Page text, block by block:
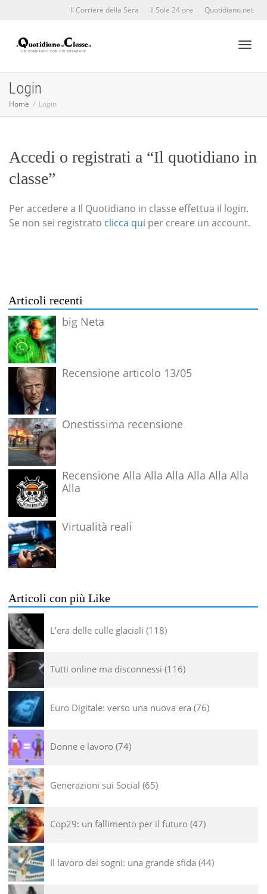
Il Corriere della Sera Il Sole 24 ore Quotidiano.net
Login
Home Login
Accedi o registrati a “Il quotidiano in
classe”
Per accedere a Il Quotidiano in classe effettua il login.
Se non sei registrato clicca qui per creare un account.
Articoli recenti
big Neta
Recensione articolo 13/05
Onestissima recensione
Recensione Alla Alla Alla Alla Alla Alla
Alla
Virtualità reali
Articoli con più Like
L’era delle culle glaciali 118
Tutti online ma disconnessi 116
Euro Digitale: verso una nuova era 76
Donne e lavoro 74
Generazioni sui Social 65
Cop29: un fallimento per il futuro 47
Il lavoro dei sogni: una grande sfida 44